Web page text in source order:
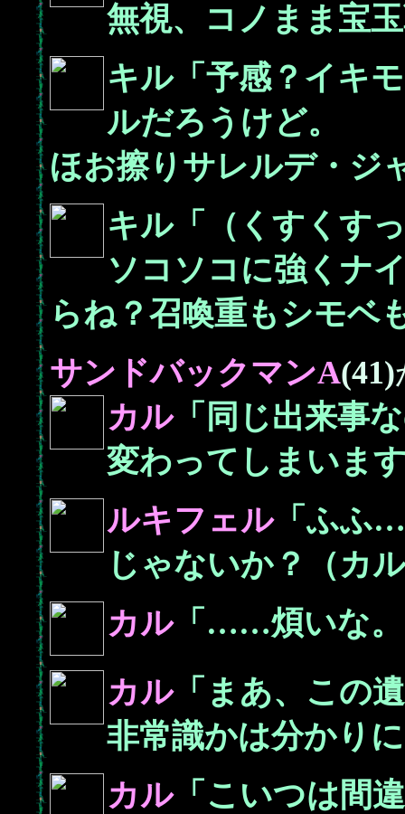
無視、コノまま宝
キル「予感？イキ
ルだろうけど。
ほお擦りサレルデ・ジ
キル「（くすくす
ソコソコに強くナ
らね？召喚重もシモベ
サンドバックマンA(41)
カル「同じ出来事
変わってしまいま
ルキフェル「ふふ
じゃないか？（カ
カル「……煩いな
カル「まあ、この
非常識かは分かり
カル「こいつは間